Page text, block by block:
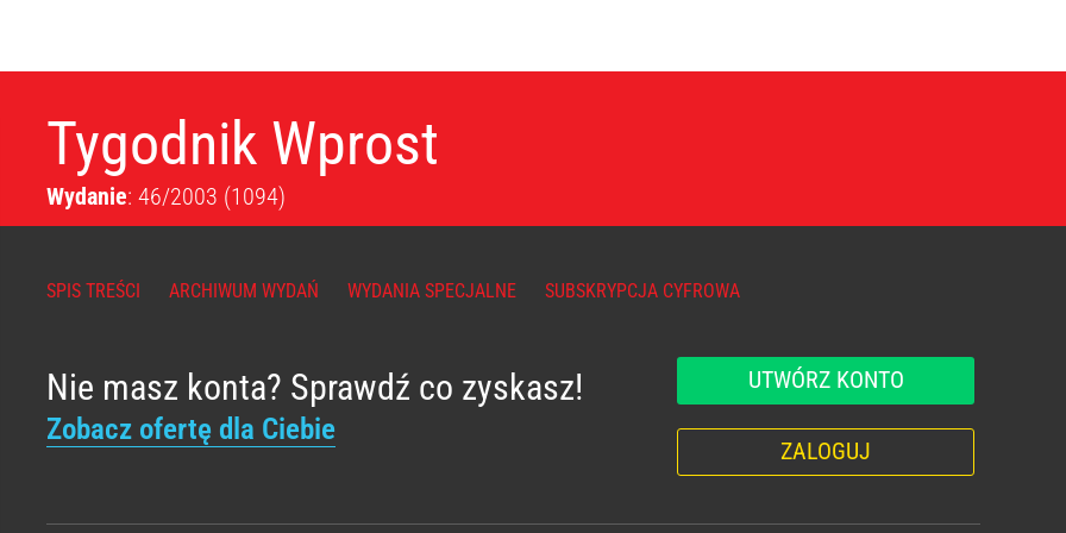
Tygodnik Wprost
Wydanie: 46/2003 (1094)
SPIS TREŚCI ARCHIWUM WYDAŃ WYDANIA SPECJALNE SUBSKRYPCJA CYFROWA
Nie masz konta? Sprawdź co zyskasz!
Zobacz ofertę dla Ciebie
UTWÓRZ KONTO
ZALOGUJ